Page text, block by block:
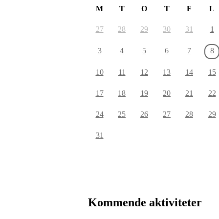
M T O T F L
27 28 29 30 31 1
3 4 5 6 7 8
10 11 12 13 14 15
17 18 19 20 21 22
24 25 26 27 28 29
31
Kommende aktiviteter